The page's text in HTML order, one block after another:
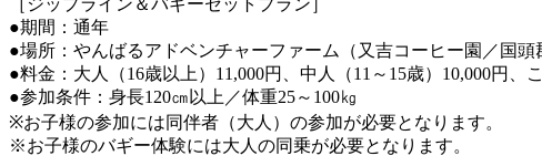
●期間：通年
●場所：やんばるアドベンチャーファーム（又吉コーヒー園／国頭
●料金：大人（16歳以上）11,000円、中人（11～15歳）10,000円、
●参加条件：身長120㎝以上／体重25～100㎏
※お子様の参加には同伴者（大人）の参加が必要となります。
※お子様のバギー体験には大人の同乗が必要となります。